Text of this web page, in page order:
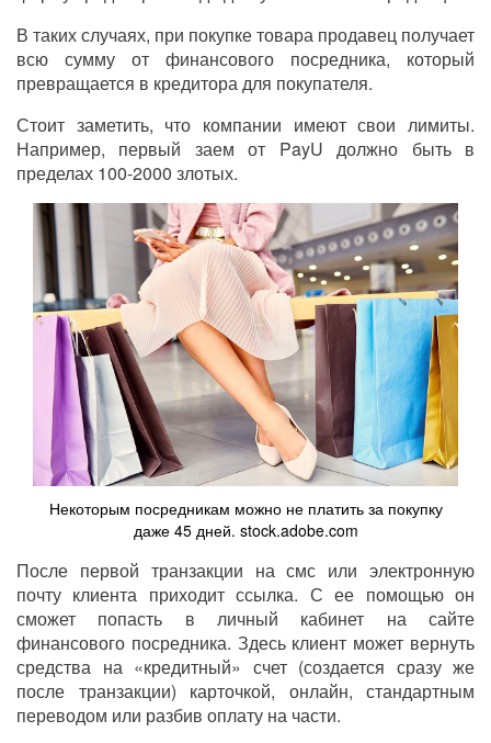
В таких случаях, при покупке товара продавец получает
всю сумму от финансового посредника, который
превращается в кредитора для покупателя.
Стоит заметить, что компании имеют свои лимиты.
Например, первый заем от PayU должно быть в
пределах 100-2000 злотых.
Некоторым посредникам можно не платить за покупку
даже 45 дней. stock.adobe.com
После первой транзакции на смс или электронную
почту клиента приходит ссылка. С ее помощью он
сможет попасть в личный кабинет на сайте
финансового посредника. Здесь клиент может вернуть
средства на «кредитный» счет (создается сразу же
после транзакции) карточкой, онлайн, стандартным
переводом или разбив оплату на части.